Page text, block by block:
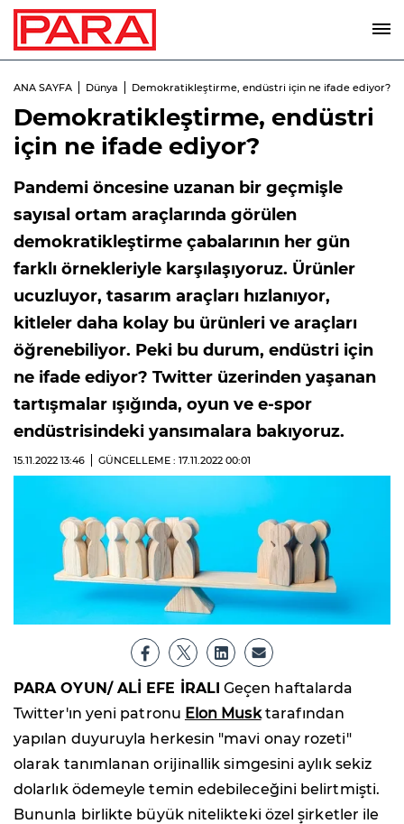
ANA SAYFA Dünya Demokratikleştirme, endüstri için ne ifade ediyor?
Demokratikleştirme, endüstri
için ne ifade ediyor?
Pandemi öncesine uzanan bir geçmişle
sayısal ortam araçlarında görülen
demokratikleştirme çabalarının her gün
farklı örnekleriyle karşılaşıyoruz. Ürünler
ucuzluyor, tasarım araçları hızlanıyor,
kitleler daha kolay bu ürünleri ve araçları
öğrenebiliyor. Peki bu durum, endüstri için
ne ifade ediyor? Twitter üzerinden yaşanan
tartışmalar ışığında, oyun ve e-spor
endüstrisindeki yansımalara bakıyoruz.
15.11.2022 13:46 GÜNCELLEME : 17.11.2022 00:01
PARA OYUN/ ALİ EFE İRALI Geçen haftalarda
Twitter'ın yeni patronu Elon Musktarafından
yapılan duyuruyla herkesin "mavi onay rozeti"
olarak tanımlanan orijinallik simgesini aylık sekiz
dolarlık ödemeyle temin edebileceğini belirtmişti.
Bununla birlikte büyük nitelikteki özel şirketler ile